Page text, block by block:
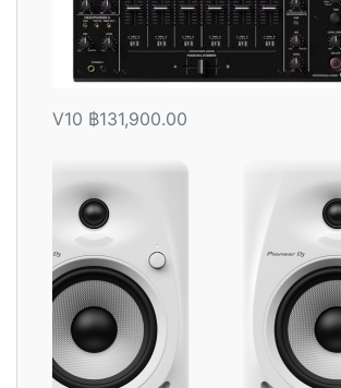
V10 ฿131,900.00